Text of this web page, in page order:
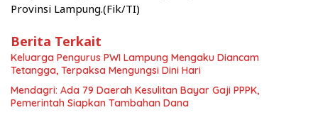
Provinsi Lampung.(Fik/TI)
Berita Terkait
Keluarga Pengurus PWI Lampung Mengaku Diancam
Tetangga, Terpaksa Mengungsi Dini Hari
Mendagri: Ada 79 Daerah Kesulitan Bayar Gaji PPPK,
Pemerintah Siapkan Tambahan Dana